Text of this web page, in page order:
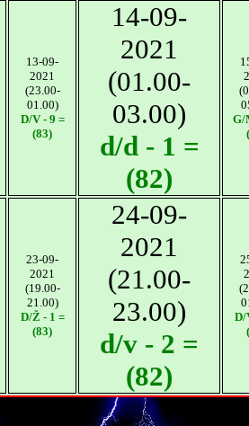
13-09-
2021
(23.00-
01.00)
D/V - 9 =
(83)
14-09-
2021
(01.00-
03.00)
d/d - 1 =
(82)
G/
23-09-
2021
(19.00-
21.00)
D/Ž - 1 =
(83)
24-09-
2021
(21.00-
23.00)
d/v - 2 =
(82)
D/